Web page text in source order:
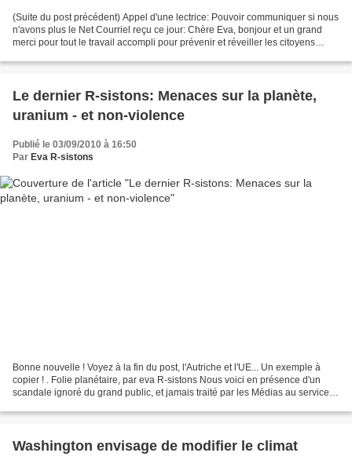
(Suite du post précédent) Appel d'une lectrice: Pouvoir communiquer si nous
n'avons plus le Net Courriel reçu ce jour: Chère Eva, bonjour et un grand
merci pour tout le travail accompli pour prévenir et réveiller les citoyens
Le dernier R-sistons: Menaces sur la planète,
uranium - et non-violence
Publié le 03/09/2010 à 16:50
Par Eva R-sistons
Bonne nouvelle ! Voyez à la fin du post, l'Autriche et l'UE... Un exemple à
copier ! . Folie planétaire, par eva R-sistons Nous voici en présence d'un
scandale ignoré du grand public, et jamais traité par les Médias au service
Washington envisage de modifier le climat